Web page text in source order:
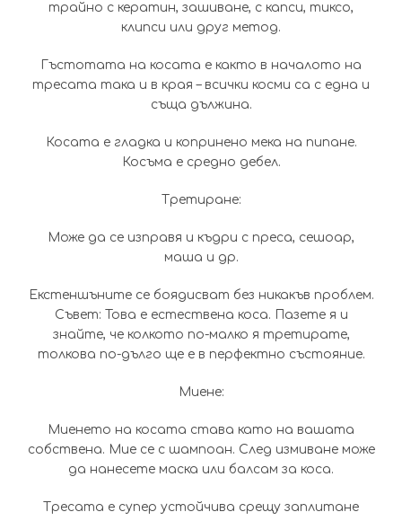
трайно с кератин, зашиване, с капси, тиксо,
клипси или друг метод.
Гъстотата на косата е както в началото на
тресата така и в края – всички косми са с една и
съща дължина.
Косата е гладка и копринено мека на пипане.
Косъма е средно дебел.
Третиране:
Може да се изправя и къдри с преса, сешоар,
маша и др.
Екстеншъните се боядисват без никакъв проблем.
Съвет: Това е естествена коса. Пазете я и
знайте, че колкото по-малко я третирате,
толкова по-дълго ще е в перфектно състояние.
Миене:
Миенето на косата става като на вашата
собствена. Мие се с шампоан. След измиване може
да нанесете маска или балсам за коса.
Тресата е супер устойчива срещу заплитане